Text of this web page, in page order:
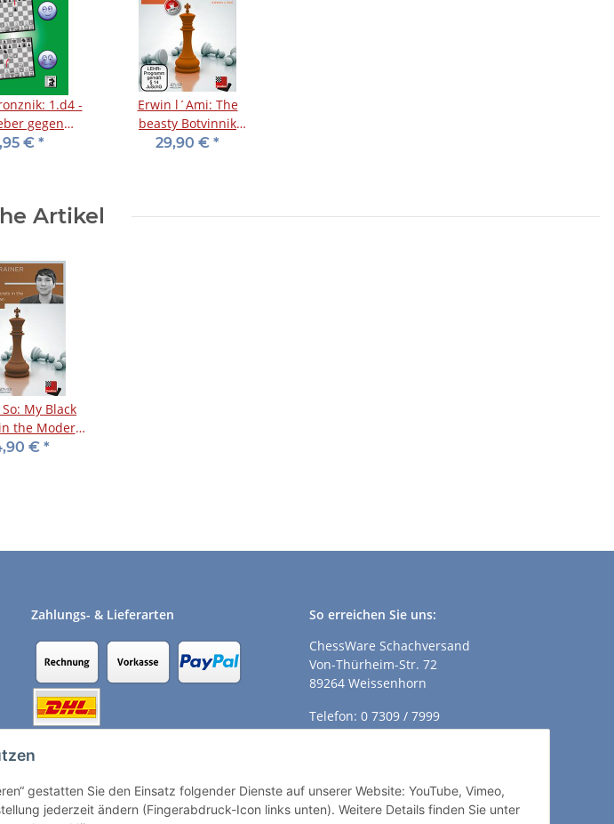
gestatten Sie den Einsatz folgender Dienste auf unserer Website: YouTube, Vimeo,
jederzeit ändern (Fingerabdruck-Icon links unten). Weitere Details finden Sie unter
1.d4 -
gegen
€ *
Erwin l´Ami: The
beasty Botvinnik
variation in the Semi-
29,90 € *
Artikel
My Black
the Modern
- DVD
€ *
Zahlungs- & Lieferarten
So erreichen Sie uns:
ChessWare Schachversand
Von-Thürheim-Str. 72
89264 Weissenhorn
Telefon: 0 7309 / 7999